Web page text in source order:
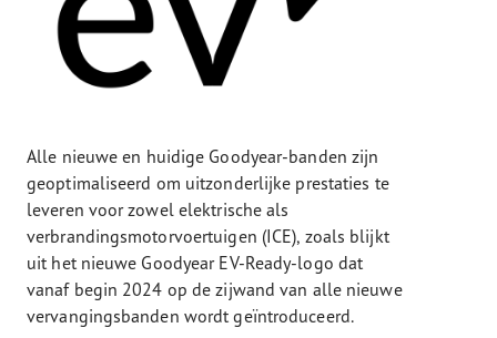
Alle nieuwe en huidige Goodyear-banden zijn
geoptimaliseerd om uitzonderlijke prestaties te
leveren voor zowel elektrische als
verbrandingsmotorvoertuigen (ICE), zoals blijkt
uit het nieuwe Goodyear EV-Ready-logo dat
vanaf begin 2024 op de zijwand van alle nieuwe
vervangingsbanden wordt geïntroduceerd.